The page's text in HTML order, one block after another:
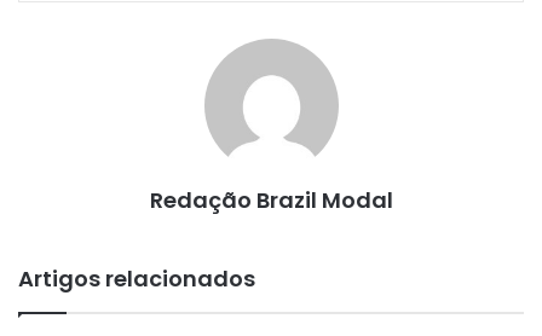
Redação Brazil Modal
Artigos relacionados